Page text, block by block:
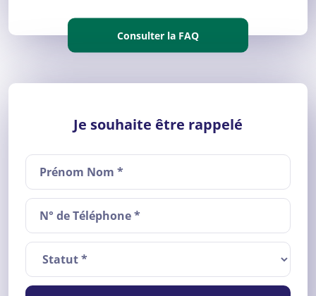
Consulter la FAQ
Je souhaite être rappelé